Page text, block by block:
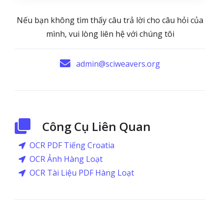
Nếu bạn không tìm thấy câu trả lời cho câu hỏi của
mình, vui lòng liên hệ với chúng tôi
admin@sciweavers.org
Công Cụ Liên Quan
OCR PDF Tiếng Croatia
OCR Ảnh Hàng Loạt
OCR Tài Liệu PDF Hàng Loạt